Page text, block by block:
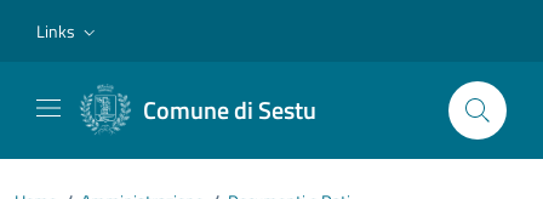
Links
Comune di Sestu